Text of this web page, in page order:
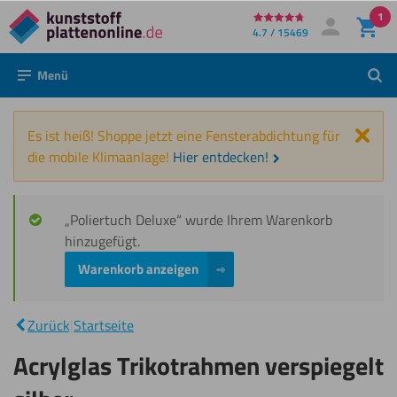
Direkt
zum
Inhalt
4.7 / 15469 Mein Konto
Anmelden
1
Menü
Es ist heiß! Shoppe jetzt eine Fensterabdichtung für
die mobile Klimaanlage! Hier entdecken!
„Poliertuch Deluxe“ wurde Ihrem Warenkorb
hinzugefügt.
Warenkorb anzeigen
Zurück Startseite
Acrylglas
Trikotrahmen
verspiegelt
Acrylglas Trikotrahmen verspiegelt